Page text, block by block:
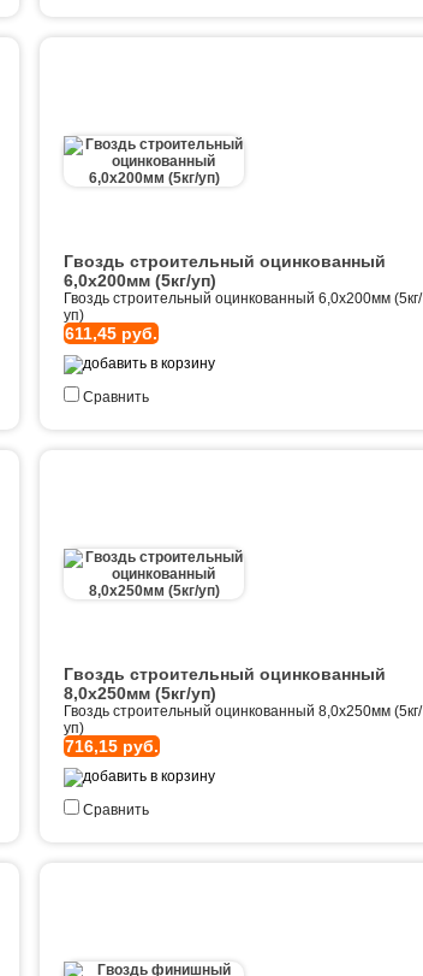
Гвоздь строительный оцинкованный
6,0х200мм (5кг/уп)
Гвоздь строительный оцинкованный 6,0х200мм (5кг/
уп)
611,45 руб.
Сравнить
Гвоздь строительный оцинкованный
8,0х250мм (5кг/уп)
Гвоздь строительный оцинкованный 8,0х250мм (5кг/
уп)
716,15 руб.
Сравнить